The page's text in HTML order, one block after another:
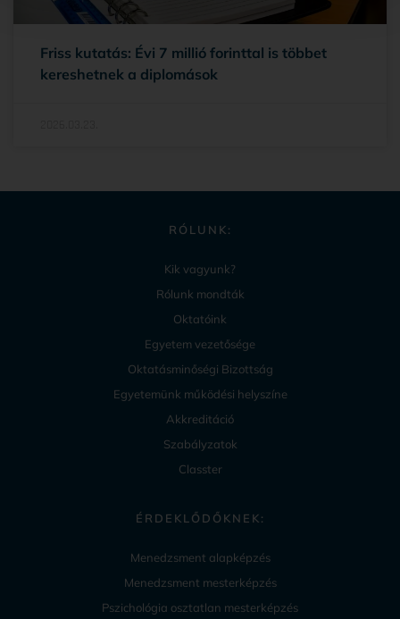
Friss kutatás: Évi 7 millió forinttal is többet
kereshetnek a diplomások
RÓLUNK:
Kik vagyunk?
Rólunk mondták
Oktatóink
Egyetem vezetősége
Oktatásminőségi Bizottság
Egyetemünk működési helyszíne
Akkreditáció
Szabályzatok
Classter
ÉRDEKLŐDŐKNEK:
Menedzsment alapképzés
Menedzsment mesterképzés
Pszichológia osztatlan mesterképzés